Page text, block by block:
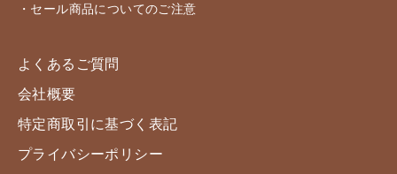
・セール商品についてのご注意
よくあるご質問
会社概要
特定商取引に基づく表記
プライバシーポリシー